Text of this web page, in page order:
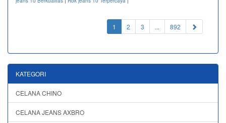
1 (current)
2 3 ... 892
KATEGORI
CELANA CHINO
CELANA JEANS AXBRO